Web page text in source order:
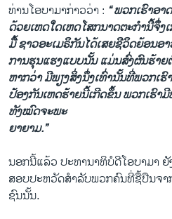
ທ່ານ​ໂອ​ບາ​ມາ​ກ່າວ​ວ່າ : “ ພວກ​ເຮົາ​ອ
ດ້ວຍ​ເຫດ​ໃດ​ເຫດໂສກ​ນາດຕະກໍາ​ນີ້​ຈຶ່
ມື້ ຊາວ​ອະ​ເມ​ຣິກັນ​ໄດ້​ເສຍ​ຊີວິດ​ຍ້ອນ​ອ
ການ​ຮຸນ​ແຮງ​ແບບ​ນັ້ນ ​ແມ່ນ​ສົ່ງ​ຜົນ​ຮ້າຍ​
ຫາກ​ວ່າ ມີ​ພຽງ​ສິ່ງ​ນຶ່ງ​ເທົ່າ​ນັ້ນ​ທີ່​ພວກ​ເຮົ
ປ້ອງ​ກັນເຫດ​ຮ້າຍນີ້​ເກີດ​ຂຶ້ນ ພວກ​ເຮົາ​
ທັງ​ໝົດຈະ​ພະ
ຍາຍາມ.”
ນອກນີ້​ແລ້ວ ປະທານາທິບໍດີ​ໂອ​ບາ​ມາ
ສອບ​ປະຫວັດ​ສໍາລັບ​ພວກ​ຄົນ​ທີ່​ຊື້​ປືນ​ຈ
ຊົນ​ນັ້ນ.